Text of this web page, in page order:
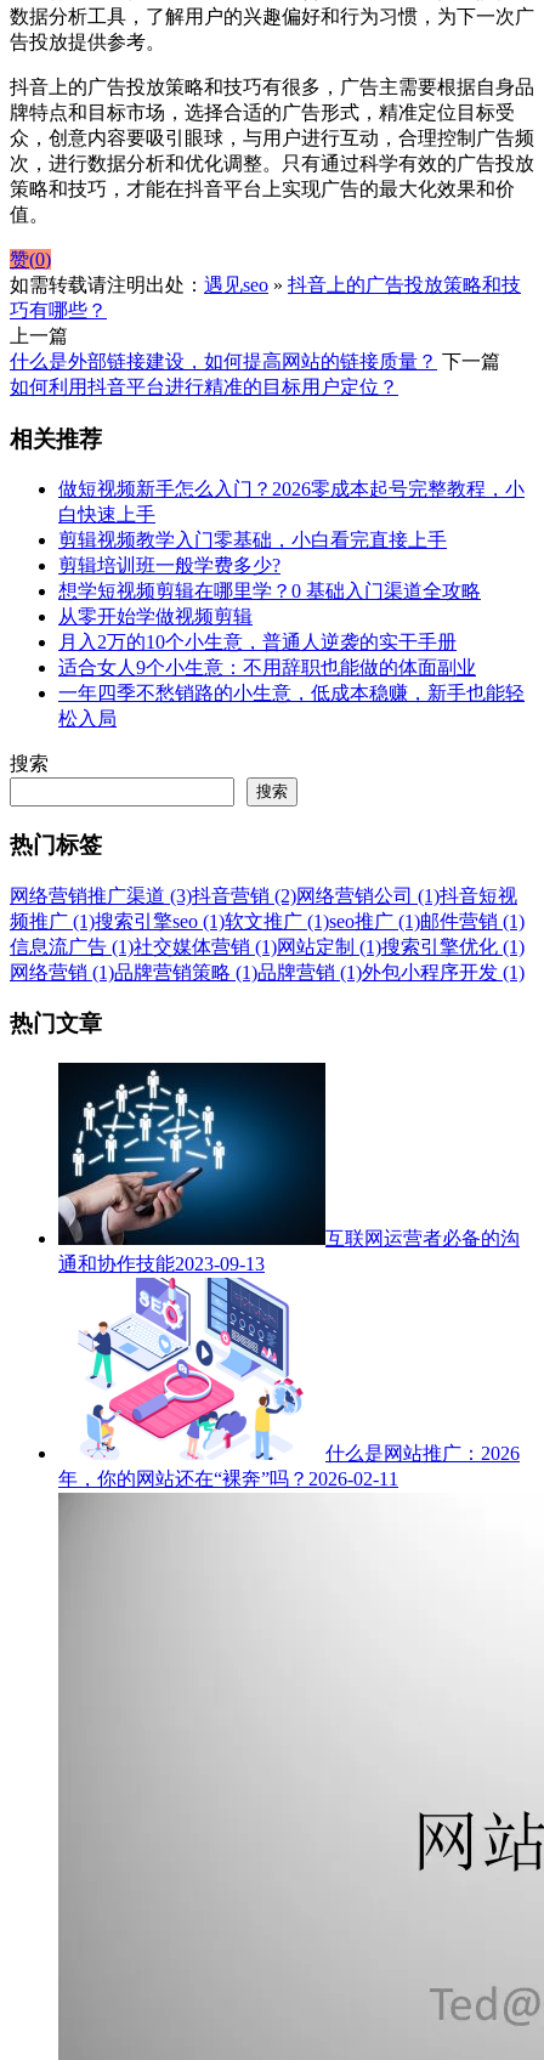
数据分析工具，了解用户的兴趣偏好和行为习惯，为下一次广
告投放提供参考。
抖音上的广告投放策略和技巧有很多，广告主需要根据自身品
牌特点和目标市场，选择合适的广告形式，精准定位目标受
众，创意内容要吸引眼球，与用户进行互动，合理控制广告频
次，进行数据分析和优化调整。只有通过科学有效的广告投放
策略和技巧，才能在抖音平台上实现广告的最大化效果和价
值。
赞(0)
如需转载请注明出处： 遇见seo » 抖音上的广告投放策略和技
巧有哪些？
上一篇
什么是外部链接建设，如何提高网站的链接质量？ 下一篇
如何利用抖音平台进行精准的目标用户定位？
相关推荐
做短视频新手怎么入门？2026零成本起号完整教程，小
白快速上手
剪辑视频教学入门零基础，小白看完直接上手
剪辑培训班一般学费多少?
想学短视频剪辑在哪里学？0 基础入门渠道全攻略
从零开始学做视频剪辑
月入2万的10个小生意，普通人逆袭的实干手册
适合女人9个小生意：不用辞职也能做的体面副业
一年四季不愁销路的小生意，低成本稳赚，新手也能轻
松入局
搜索
搜索
热门标签
网络营销推广渠道 (3)抖音营销 (2)网络营销公司 (1)抖音短视
频推广 (1)搜索引擎seo (1)软文推广 (1)seo推广 (1)邮件营销 (1)
信息流广告 (1)社交媒体营销 (1)网站定制 (1)搜索引擎优化 (1)
网络营销 (1)品牌营销策略 (1)品牌营销 (1)外包小程序开发 (1)
热门文章
互联网运营者必备的沟
通和协作技能2023-09-13
什么是网站推广：2026
年，你的网站还在“裸奔”吗？ 2026-02-11